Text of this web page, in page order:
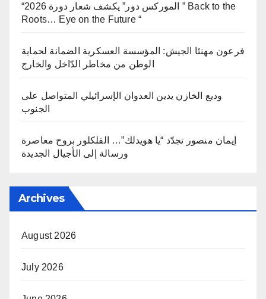
“الموركس دور” يكشف شعار دورة 2026 ” Back to the
Roots… Eye on the Future “
فرعون مهنئا الجيش: المؤسسة العسكرية الضمانة لحماية
الوطن من مخاطر الدّاخل والخارج
وديع الخازن يدين العدوان الإسرائيلي المتواصل على
الجنوب
إيمان منصور تجدّد “يا هويدلك”… الفلكلور بروح معاصرة
ورسالة إلى الأجيال الجديدة
Archives
August 2026
July 2026